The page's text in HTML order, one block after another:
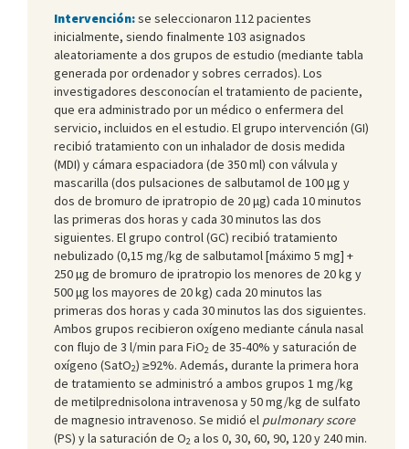
Intervención:se seleccionaron 112 pacientes
inicialmente, siendo finalmente 103 asignados
aleatoriamente a dos grupos de estudio (mediante tabla
generada por ordenador y sobres cerrados). Los
investigadores desconocían el tratamiento de paciente,
que era administrado por un médico o enfermera del
servicio, incluidos en el estudio. El grupo intervención (GI)
recibió tratamiento con un inhalador de dosis medida
(MDI) y cámara espaciadora (de 350 ml) con válvula y
mascarilla (dos pulsaciones de salbutamol de 100 μg y
dos de bromuro de ipratropio de 20 μg) cada 10 minutos
las primeras dos horas y cada 30 minutos las dos
siguientes. El grupo control (GC) recibió tratamiento
nebulizado (0,15 mg/kg de salbutamol [máximo 5 mg] +
250 µg de bromuro de ipratropio los menores de 20 kg y
500 μg los mayores de 20 kg) cada 20 minutos las
primeras dos horas y cada 30 minutos las dos siguientes.
Ambos grupos recibieron oxígeno mediante cánula nasal
con flujo de 3 l/min para FiO2 de 35-40% y saturación de
oxígeno (SatO2) ≥92%. Además, durante la primera hora
de tratamiento se administró a ambos grupos 1 mg/kg
de metilprednisolona intravenosa y 50 mg/kg de sulfato
de magnesio intravenoso. Se midió el pulmonary score
(PS) y la saturación de O2 a los 0, 30, 60, 90, 120 y 240 min.